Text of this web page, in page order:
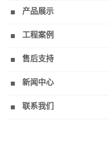
产品展示
工程案例
售后支持
新闻中心
联系我们